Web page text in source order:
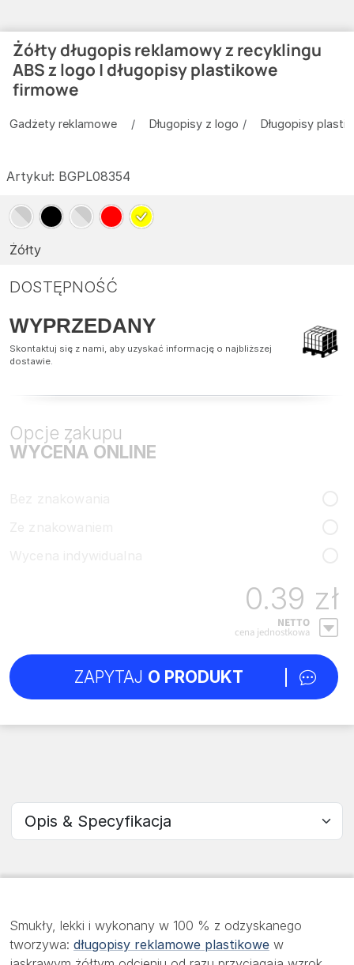
Żółty długopis reklamowy z recyklingu
ABS z logo | długopisy plastikowe
firmowe
Smukły, lekki i wykonany w 100 % z odzyskanego
tworzywa: długopisy reklamowe plastikowe w
Wybierz sekcję
Gadżety reklamowe Długopisy z logo Długopisy
Artykuł: BGPL08354
Żółty
DOSTĘPNOŚĆ
WYPRZEDANY
Skontaktuj się z nami, aby uzyskać informację o najbliższej
dostawie.
Opcje zakupu
WYCEŃA ONLINE
0.39 zł
NETTO
cena jednostkowa
ZAPYTAJ O PRODUKT